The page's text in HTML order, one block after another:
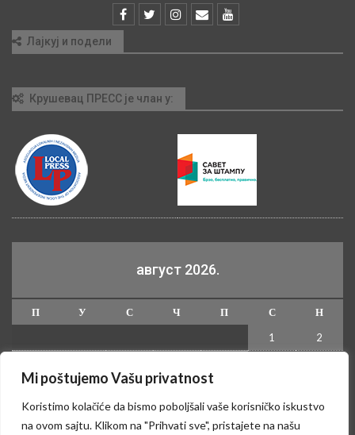
Mi poštujemo Vašu privatnost
Koristimo kolačiće da bismo poboljšali vaše korisničko iskustvo
na ovom sajtu. Klikom na "Prihvati sve", pristajete na našu
Лајкуј и подели
Крушевац ПРЕСС је члан у:
август 2026.
П У С Ч П С
Н
1
2
10 11